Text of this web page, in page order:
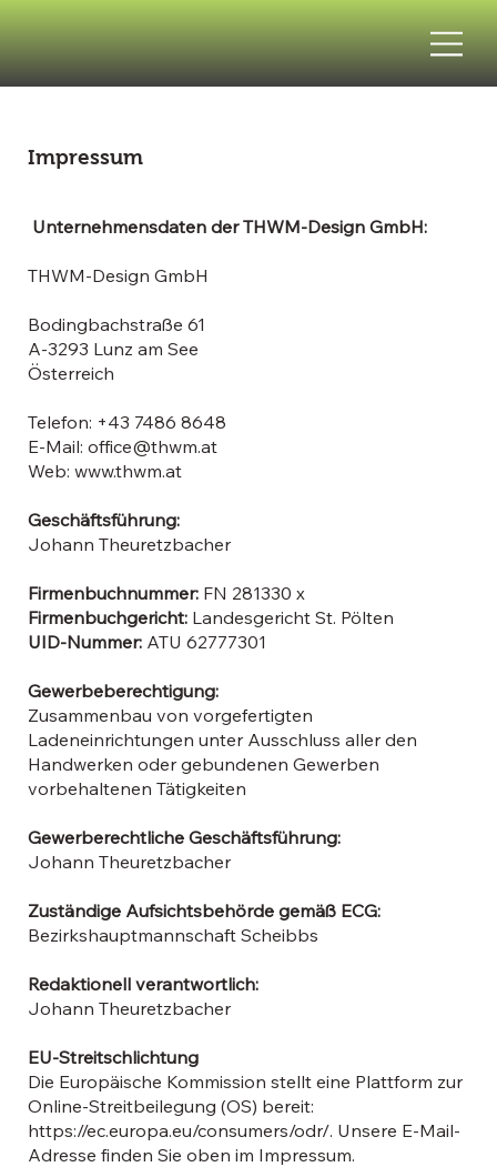
Impressum
Unternehmensdaten der THWM-Design GmbH:
THWM-Design GmbH
Bodingbachstraße 61
A-3293 Lunz am See
Österreich
Telefon: +43 7486 8648
E-Mail:office@thwm.at
Web:www.thwm.at
Geschäftsführung:
Johann Theuretzbacher
Firmenbuchnummer: FN 281330 x
Firmenbuchgericht: Landesgericht St. Pölten
UID-Nummer: ATU 62777301
Gewerbeberechtigung:
Zusammenbau von vorgefertigten
Ladeneinrichtungen unter Ausschluss aller den
Handwerken oder gebundenen Gewerben
vorbehaltenen Tätigkeiten
Gewerberechtliche Geschäftsführung:
Johann Theuretzbacher
Zuständige Aufsichtsbehörde gemäß ECG:
Bezirkshauptmannschaft Scheibbs
Redaktionell verantwortlich:
Johann Theuretzbacher
EU-Streitschlichtung
Die Europäische Kommission stellt eine Plattform zur
Online-Streitbeilegung (OS) bereit:
https://ec.europa.eu/consumers/odr/. Unsere E-Mail-
Adresse finden Sie oben im Impressum.